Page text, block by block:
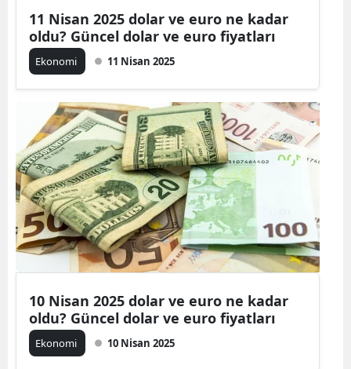
11 Nisan 2025 dolar ve euro ne kadar
oldu? Güncel dolar ve euro fiyatları
Ekonomi 11 Nisan 2025
10 Nisan 2025 dolar ve euro ne kadar
oldu? Güncel dolar ve euro fiyatları
Ekonomi 10 Nisan 2025